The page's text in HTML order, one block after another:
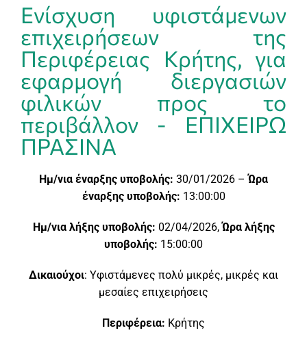
Ενίσχυση υφιστάμενων
επιχειρήσεων της
Περιφέρειας Κρήτης, για
εφαρμογή διεργασιών
φιλικών προς το
περιβάλλον - ΕΠΙΧΕΙΡΩ
ΠΡΑΣΙΝΑ
Ημ/νια έναρξης υποβολής: 30/01/2026 –Ώρα
έναρξης υποβολής: 13:00:00
Ημ/νια λήξης υποβολής: 02/04/2026,Ώρα λήξης
υποβολής: 15:00:00
Δικαιούχοι: Υφιστάμενες πολύ μικρές, μικρές και
μεσαίες επιχειρήσεις
Περιφέρεια: Κρήτης